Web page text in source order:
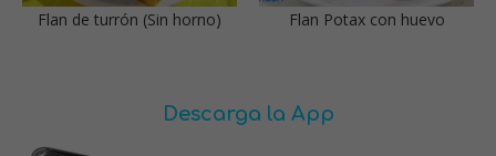
Flan de turrón (Sin horno) Flan Potax con huevo
Descarga la App